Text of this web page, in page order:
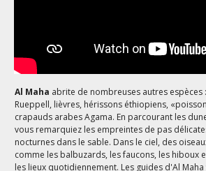
Al Maha abrite de nombreuses autres espèces
Rueppell, lièvres, hérissons éthiopiens,
crapauds arabes Agama. En parcourant les
vous remarquiez les empreintes de pas
nocturnes dans le sable. Dans le ciel, des
comme les balbuzards, les faucons, les hiboux
les lieux quotidiennement. Les guides d'Al